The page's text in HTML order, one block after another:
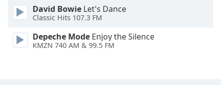
Text
Edge
Style
David Bowie Let's Dance
Classic Hits 107.3 FM
Depeche Mode Enjoy the Silence
KMZN 740 AM & 99.5 FM